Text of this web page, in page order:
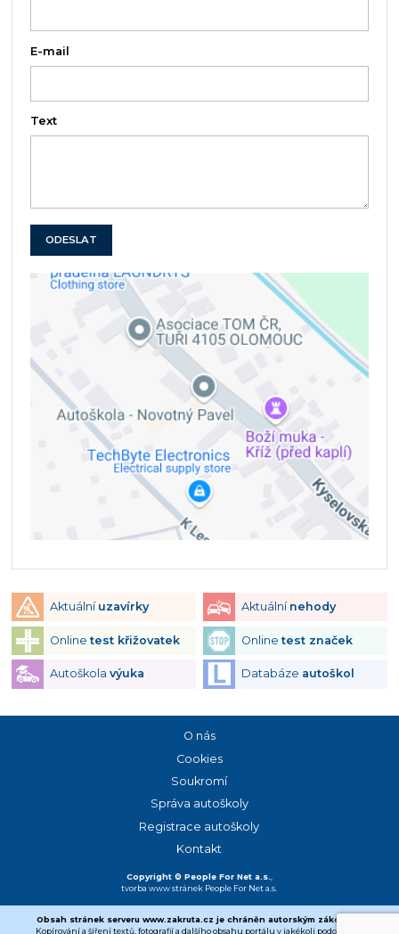
E-mail
Text
ODESLAT
Aktuální uzavírky Aktuální nehody
Onlinetest křižovatek Onlinetest značek
Autoškola výuka Databáze autoškol
Copyright © People For Net a.s.,
tvorba www stránek People For Net a.s.
O nás
Cookies
Soukromí
Správa autoškoly
Registrace autoškoly
Kontakt
Obsah stránek serveru www.zakruta.cz je chráněn autorským zákonem.
Kopírování a šíření textů, fotografií a dalšího obsahu portálu v jakékoli podobě bez